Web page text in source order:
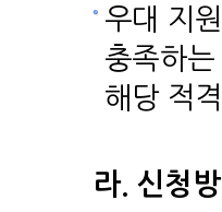
우대 지
충족하
해당 적
라. 신청